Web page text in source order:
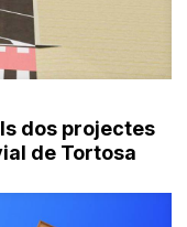
dos projectes
de Tortosa